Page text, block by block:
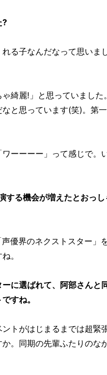
?
る子なんだなって思いま
綺麗!」と思っていました
なと思っています(笑)。第
ーーーー」って感じで。
る機会が増えたとおっし
優界のネクストスター」
。
に選ばれて、阿部さんと
すね。
トがはじまるまでは超緊
。同期の先輩ふたりのな